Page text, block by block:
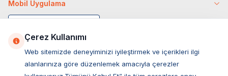
Mobil Uygulama
Çerez Kullanımı
Web sitemizde deneyiminizi iyileştirmek ve içerikleri ilgi
alanlarınıza göre düzenlemek amacıyla çerezler